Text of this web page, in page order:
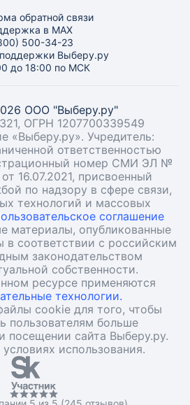
обратной связи
в MAX
500-34-23
Выберу.ру
до 18:00 по МСК
ООО "Выберу.ру"
ОГРН 1207700339549
«Выберу.ру». Учредитель:
ответственностью
номер СМИ ЭЛ №
16.07.2021, присвоенный
по надзору в сфере связи,
технологий и массовых
соглашение
материалы, опубликованные
в соответствии с российским
законодательством
собственности.
ресурсе применяются
технологии.
cookie для того, чтобы
пользователям больше
посещении сайта Выберу.ру.
условиях использования.